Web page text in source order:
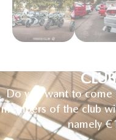
Do you want to come
members of the club
namely